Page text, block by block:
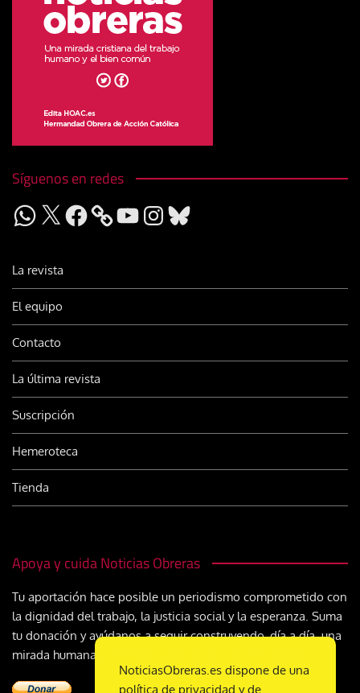
Síguenos en redes
WhatsApp
X Facebook YouTubeInstagram
Bluesky
La revista
El equipo
Contacto
La última revista
Suscripción
Hemeroteca
Tienda
Apoya y cuida Noticias Obreras
Tu aportación hace posible un periodismo comprometido con
la dignidad del trabajo, la justicia social y la esperanza. Suma
tu donación y ayúdanos a seguir construyendo, día a día, una
mirada humana y cristiana sobre el mundo del trabajo
NoticiasObreras.es dispone de una
política de privacidad y de